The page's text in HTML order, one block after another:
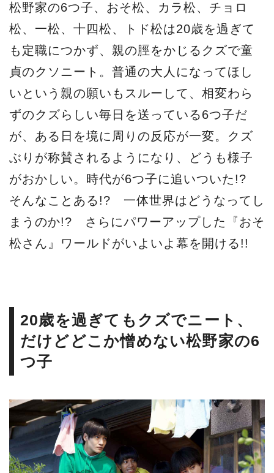
松野家の6つ子、おそ松、カラ松、チョロ
松、一松、十四松、トド松は20歳を過ぎて
も定職につかず、親の脛をかじるクズで童
貞のクソニート。普通の大人になってほし
いという親の願いもスルーして、相変わら
ずのクズらしい毎日を送っている6つ子だ
が、ある日を境に周りの反応が一変。クズ
ぶりが称賛されるようになり、どうも様子
がおかしい。時代が6つ子に追いついた!?
そんなことある!? 一体世界はどうなってし
まうのか!? さらにパワーアップした『おそ
松さん』ワールドがいよいよ幕を開ける!!
20歳を過ぎてもクズでニート、
だけどどこか憎めない松野家の6
つ子